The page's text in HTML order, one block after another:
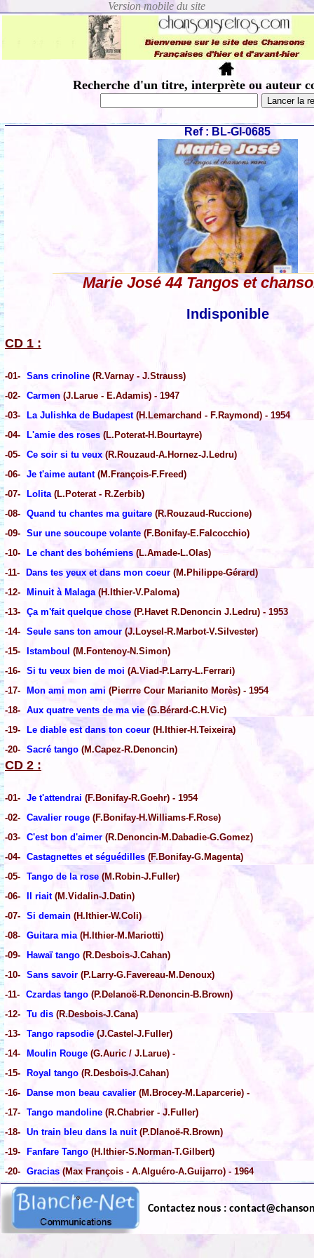
Recherche d'un titre, interprète ou auteur
Ref : BL-GI-0685
Marie José 44 Tangos et
Indisponible
CD 1 :
-01- Sans crinoline (R.Varnay - J.Strauss)
-02- Carmen (J.Larue - E.Adamis) - 1947
-03- La Julishka de Budapest(H.Lemarchand - F.Raymond) - 1954
-04- L'amie des roses (L.Poterat-H.Bourtayre)
-05- Ce soir si tu veux (R.Rouzaud-A.Hornez-J.Ledru)
-06- Je t'aime autant(M.François-F.Freed)
-07- Lolita (L.Poterat - R.Zerbib)
-08- Quand tu chantes ma guitare (R.Rouzaud-Ruccione)
-09- Sur une soucoupe volante (F.Bonifay-E.Falcocchio)
-10- Le chant des bohémiens (L.Amade-L.Olas)
-11- Dans tes yeux et dans mon coeur (M.Philippe-Gérard)
-12- Minuit à Malaga (H.Ithier-V.Paloma)
-13- Ça m'fait quelque chose (P.Havet R.Denoncin J.Ledru) - 1953
-14- Seule sans ton amour (J.Loysel-R.Marbot-V.Silvester)
-15- Istamboul (M.Fontenoy-N.Simon)
-16- Si tu veux bien de moi (A.Viad-P.Larry-L.Ferrari)
-17- Mon ami mon ami (Pierrre Cour Marianito Morès) - 1954
-18- Aux quatre vents de ma vie (G.Bérard-C.H.Vic)
-19- Le diable est dans ton coeur (H.Ithier-H.Teixeira)
-20- Sacré tango (M.Capez-R.Denoncin)
CD 2 :
-01- Je t'attendrai (F.Bonifay-R.Goehr) - 1954
-02- Cavalier rouge (F.Bonifay-H.Williams-F.Rose)
-03- C'est bon d'aimer (R.Denoncin-M.Dabadie-G.Gomez)
-04- Castagnettes et séguédilles (F.Bonifay-G.Magenta)
-05- Tango de la rose (M.Robin-J.Fuller)
-06- Il riait(M.Vidalin-J.Datin)
-07- Si demain (H.Ithier-W.Coli)
-08- Guitara mia (H.Ithier-M.Mariotti)
-09- Hawaï tango (R.Desbois-J.Cahan)
-10- Sans savoir (P.Larry-G.Favereau-M.Denoux)
-11- Czardas tango (P.Delanoë-R.Denoncin-B.Brown)
-12- Tu dis (R.Desbois-J.Cana)
-13- Tango rapsodie (J.Castel-J.Fuller)
-14- Moulin Rouge (G.Auric / J.Larue) -
-15- Royal tango (R.Desbois-J.Cahan)
-16- Danse mon beau cavalier (M.Brocey-M.Laparcerie) -
-17- Tango mandoline (R.Chabrier - J.Fuller)
-18- Un train bleu dans la nuit(P.Dlanoë-R.Brown)
-19- Fanfare Tango (H.Ithier-S.Norman-T.Gilbert)
-20- Gracias (Max François - A.Alguéro-A.Guijarro) - 1964
Contactez nous :